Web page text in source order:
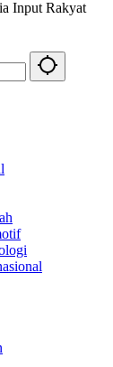
Input Rakyat